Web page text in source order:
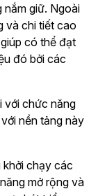
nắm giữ. Ngoài
và chi tiết cao
có thể đạt
đó bởi các
với chức năng
nền tảng này
chạy các
mở rộng và